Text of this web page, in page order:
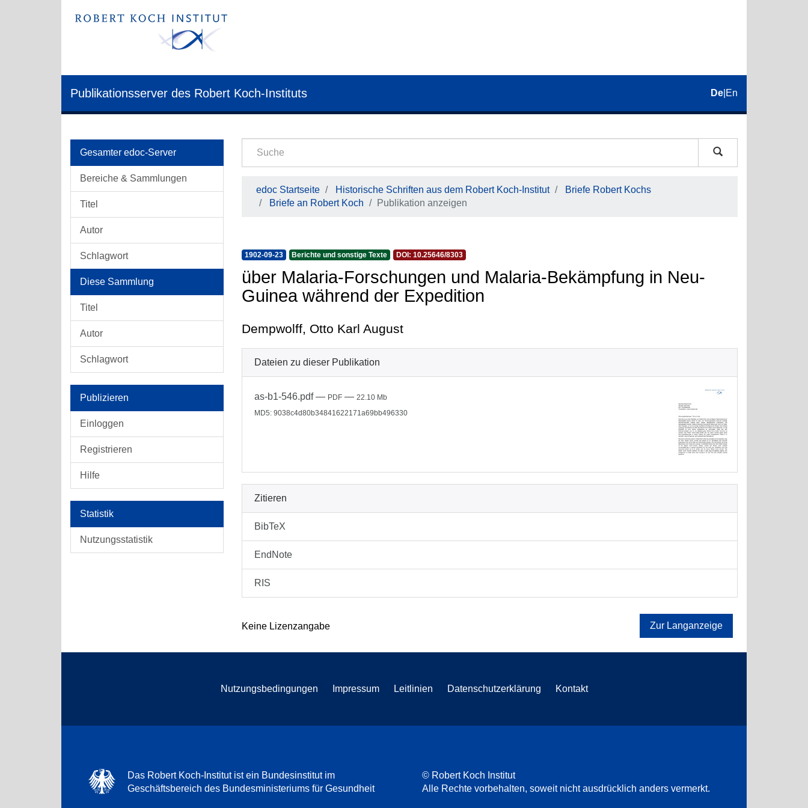
Publikationsserver des Robert Koch-Instituts De En
Gesamter edoc-Server
Bereiche & Sammlungen
Titel
Autor
Schlagwort
Diese Sammlung
Titel
Autor
Schlagwort
Publizieren
Einloggen
Registrieren
Hilfe
Statistik
Nutzungsstatistik
edoc Startseite Historische Schriften aus dem Robert Koch-Institut
Briefe Robert Kochs
Briefe an Robert Koch
Publikation anzeigen
1902-09-23 Berichte und sonstige Texte DOI: 10.25646/8303
über Malaria-Forschungen und Malaria-Bekämpfung in Neu-
Guinea während der Expedition
Dempwolff, Otto Karl August
Dateien zu dieser Publikation
as-b1-546.pdf— PDF — 22.10 Mb
MD5: 9038c4d80b34841622171a69bb496330
Zitieren
BibTeX
EndNote
RIS
Keine Lizenzangabe Zur Langanzeige
Nutzungsbedingungen Impressum Leitlinien Datenschutzerklärung Kontakt
Das Robert Koch-Institut ist ein Bundesinstitut im
Geschäftsbereich des Bundesministeriums für Gesundheit
© Robert Koch Institut
Alle Rechte vorbehalten, soweit nicht ausdrücklich anders vermerkt.